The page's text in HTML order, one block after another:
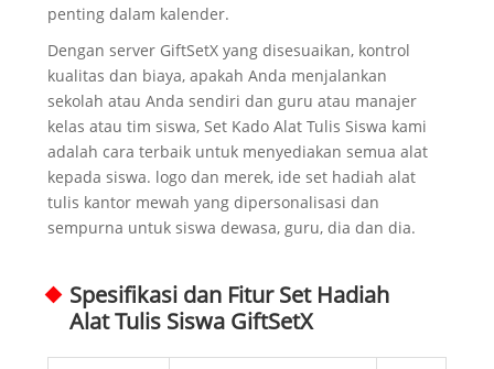
penting dalam kalender.
Dengan server GiftSetX yang disesuaikan, kontrol
kualitas dan biaya, apakah Anda menjalankan
sekolah atau Anda sendiri dan guru atau manajer
kelas atau tim siswa, Set Kado Alat Tulis Siswa kami
adalah cara terbaik untuk menyediakan semua alat
kepada siswa. logo dan merek, ide set hadiah alat
tulis kantor mewah yang dipersonalisasi dan
sempurna untuk siswa dewasa, guru, dia dan dia.
Spesifikasi dan Fitur Set Hadiah
Alat Tulis Siswa GiftSetX